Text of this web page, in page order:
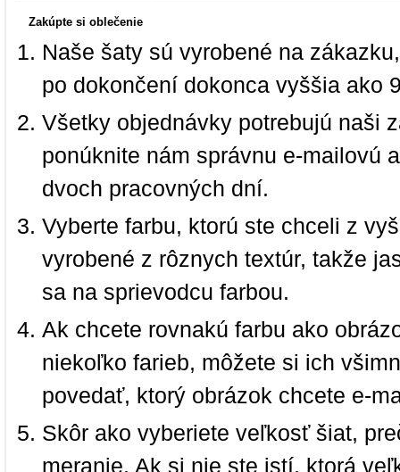
Zakúpte si oblečenie
Naše šaty sú vyrobené na
po dokončení dokonca vyššia ako
Všetky objednávky potrebujú naši
ponúknite nám správnu e-mailovú
dvoch pracovných dní.
Vyberte farbu, ktorú ste chceli z
vyrobené z rôznych textúr, takže
sa na sprievodcu farbou.
Ak chcete rovnakú farbu ako
niekoľko farieb, môžete si ich
povedať, ktorý obrázok chcete e-
Skôr ako vyberiete veľkosť šiat,
meranie. Ak si nie ste istí, ktorá